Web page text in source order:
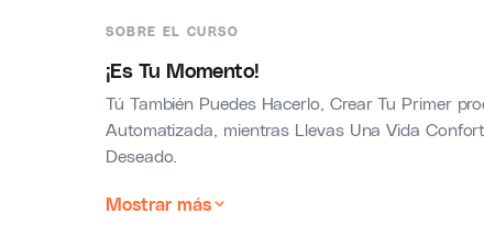
SOBRE EL CURSO
¡Es Tu Momento!
Tú También Puedes Hacerlo, Crear Tu Primer
Automatizada, mientras Llevas Una Vida
Deseado.
Mostrar más